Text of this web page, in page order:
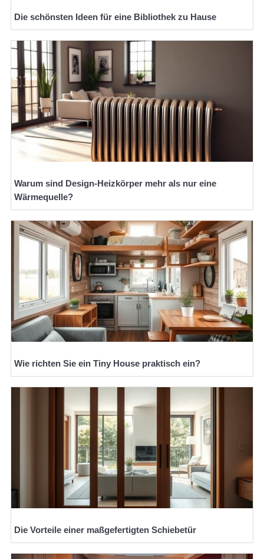
Die schönsten Ideen für eine Bibliothek zu Hause
Warum sind Design-Heizkörper mehr als nur eine
Wärmequelle?
Wie richten Sie ein Tiny House praktisch ein?
Die Vorteile einer maßgefertigten Schiebetür